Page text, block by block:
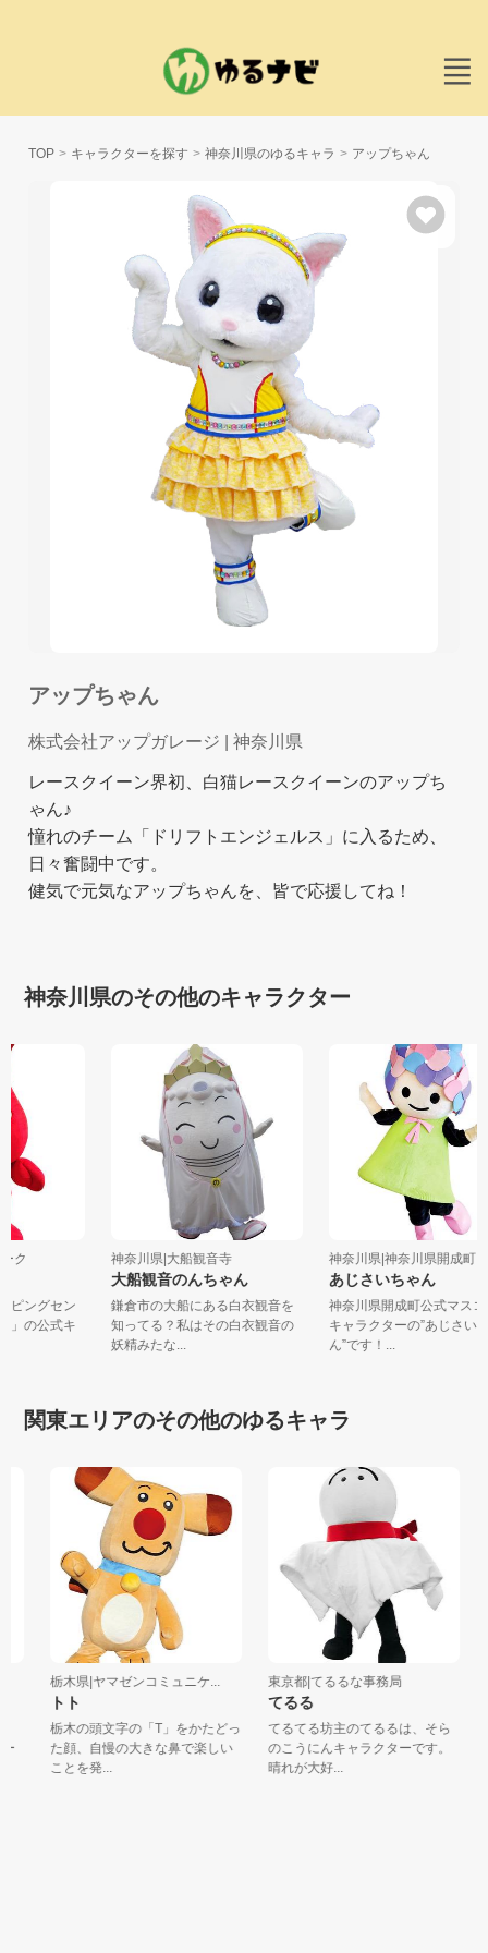
TOP キャラクターを探す 神奈川県のゆるキャラ アップちゃん
アップちゃん
株式会社アップガレージ | 神奈川県
レースクイーン界初、白猫レースクイーンのアップち
ゃん♪
憧れのチーム「ドリフトエンジェルス」に入るため、
日々奮闘中です。
健気で元気なアップちゃんを、皆で応援してね！
神奈川県のその他のキャラクター
ーク
ピングセン
」の公式キ
神奈川県|大船観音寺
大船観音のんちゃん
鎌倉市の大船にある白衣観音を
知ってる？私はその白衣観音の
妖精みたな...
神奈川県|神奈川県開成町
あじさいちゃん
神奈川県開成町公式マス
キャラクターの”あじさ
ん”です！...
関東エリアのその他のゆるキャラ
栃木県|ヤマゼンコミュニケ...
トト
栃木の頭文字の「T」をかたどっ
た顔、自慢の大きな鼻で楽しい
ことを発...
東京都|てるるな事務局
てるる
てるてる坊主のてるるは、そら
のこうにんキャラクターです。
晴れが大好...